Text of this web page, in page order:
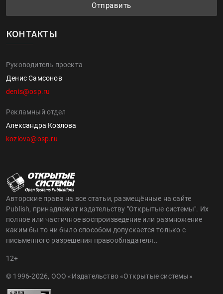
Отправить
КОНТАКТЫ
Руководитель проекта
Денис Самсонов
denis@osp.ru
Рекламный отдел
Александра Козлова
kozlova@osp.ru
Авторские права на все статьи, размещённые на сайте
Publish, принадлежат издательству "Открытые системы". Их
полное или частичное воспроизведение или размножение
каким бы то ни было способом допускается только с
письменного разрешения правообладателя..
12+
© 1996-2026, ООО «Издательство «Открытые системы»